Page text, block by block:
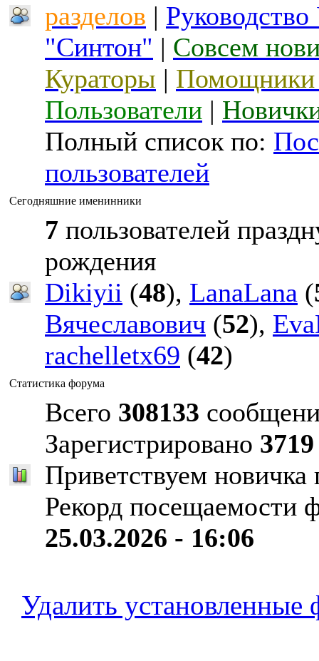
разделов |
"Синтон" | Совсем
Кураторы | Помощники
Пользователи |
Полный список по:
пользователей
Сегодняшние именинники
7 пользователей
рождения
Dikiyii (48), LanaLana (
Вячеславович (52),
rachelletx69 (42)
Статистика форума
Всего 308133
Зарегистрировано 3719
Приветствуем
Рекорд посещаемости
25.03.2026 - 16:06
Удалить